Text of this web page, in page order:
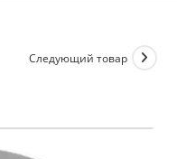
Следующий товар